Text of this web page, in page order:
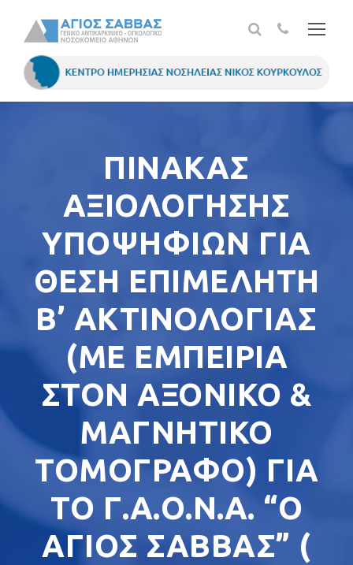
ΠΙΝΑΚΑΣ
ΑΞΙΟΛΟΓΗΣΗΣ
ΥΠΟΨΗΦΙΩΝ ΓΙΑ
ΘΕΣΗ ΕΠΙΜΕΛΗΤΗ
Β’ ΑΚΤΙΝΟΛΟΓΙΑΣ
(ΜΕ ΕΜΠΕΙΡΙΑ
ΣΤΟΝ ΑΞΟΝΙΚΟ &
ΜΑΓΝΗΤΙΚΟ
ΤΟΜΟΓΡΑΦΟ) ΓΙΑ
ΤΟ Γ.Α.Ο.Ν.Α. “Ο
ΑΓΙΟΣ ΣΑΒΒΑΣ” (